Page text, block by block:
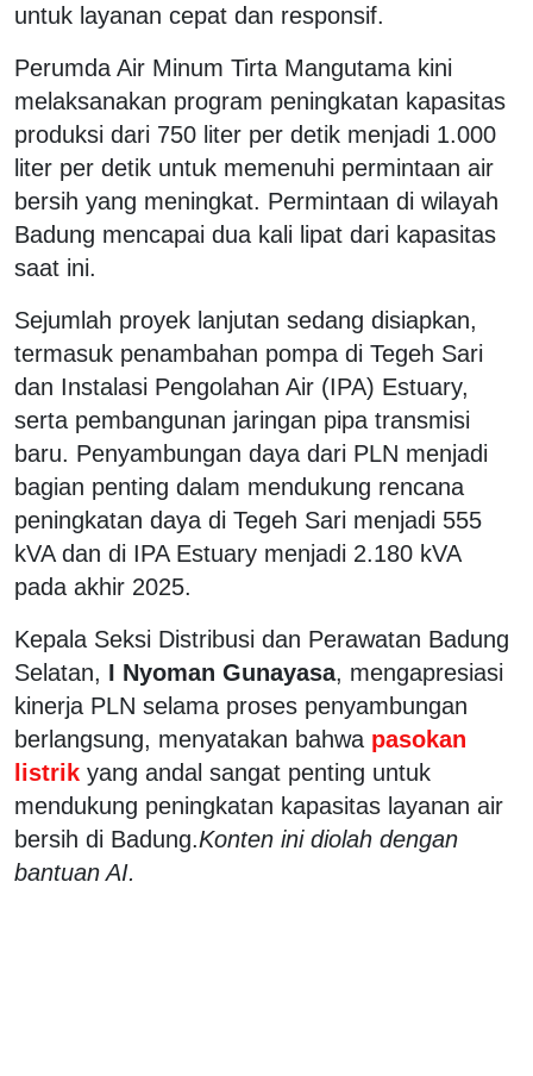
untuk layanan cepat dan responsif.
Perumda Air Minum Tirta Mangutama kini
melaksanakan program peningkatan kapasitas
produksi dari 750 liter per detik menjadi 1.000
liter per detik untuk memenuhi permintaan air
bersih yang meningkat. Permintaan di wilayah
Badung mencapai dua kali lipat dari kapasitas
saat ini.
Sejumlah proyek lanjutan sedang disiapkan,
termasuk penambahan pompa di Tegeh Sari
dan Instalasi Pengolahan Air (IPA) Estuary,
serta pembangunan jaringan pipa transmisi
baru. Penyambungan daya dari PLN menjadi
bagian penting dalam mendukung rencana
peningkatan daya di Tegeh Sari menjadi 555
kVA dan di IPA Estuary menjadi 2.180 kVA
pada akhir 2025.
Kepala Seksi Distribusi dan Perawatan Badung
Selatan, I Nyoman Gunayasa, mengapresiasi
kinerja PLN selama proses penyambungan
berlangsung, menyatakan bahwa pasokan
listrik yang andal sangat penting untuk
mendukung peningkatan kapasitas layanan air
bersih di Badung.Konten ini diolah dengan
bantuan AI.